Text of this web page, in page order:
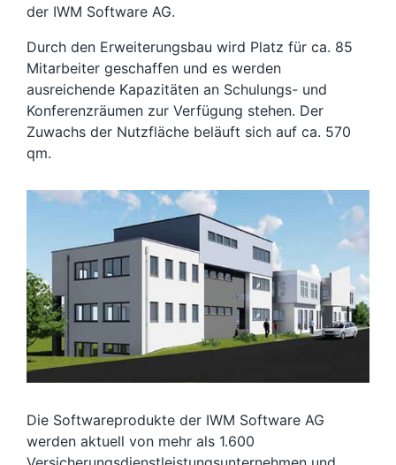
der IWM Software AG.
Durch den Erweiterungsbau wird Platz für ca. 85
Mitarbeiter geschaffen und es werden
ausreichende Kapazitäten an Schulungs- und
Konferenzräumen zur Verfügung stehen. Der
Zuwachs der Nutzfläche beläuft sich auf ca. 570
qm.
Die Softwareprodukte der IWM Software AG
werden aktuell von mehr als 1.600